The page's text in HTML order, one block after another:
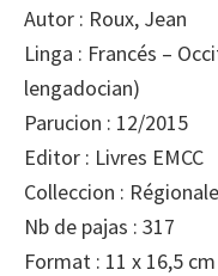
Autor : Roux, Jean
Linga : Francés –
lengadocian)
Parucion : 12/2015
Editor : Livres EMCC
Colleccion :
Nb de pajas : 317
Format : 11 x 16,5 cm